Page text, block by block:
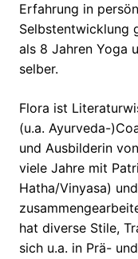
Erfahrung in
Selbstentwicklung
als 8 Jahren Yoga
selber.
Flora ist
(u.a. Ayurveda-
und Ausbilderin
viele Jahre mit
Hatha/Vinyasa)
hat diverse Stile,
sich u.a. in Prä-